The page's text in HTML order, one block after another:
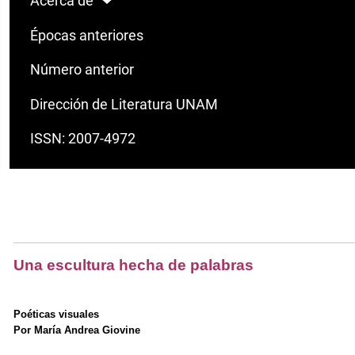
Épocas anteriores
Número anterior
Dirección de Literatura UNAM
ISSN: 2007-4972
Una escultura hecha de palabras
Poéticas visuales
Por María Andrea Giovine